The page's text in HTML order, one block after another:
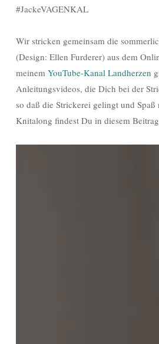
#JackeVAGENKAL
Wir stricken gemeinsam die
(Design: Ellen Furderer) aus dem
meinem YouTube-Kanal Landherzen
Anleitungsvideos, die Dich bei der
so daß die Strickerei gelingt und
Knitalong findest Du in diesem